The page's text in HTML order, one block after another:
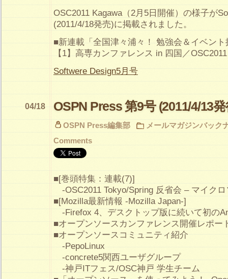
OSC2011 Kagawa（2月5日開催）の様子が
(2011/4/18発売)に掲載されました。
■新連載「全国津々浦々！ 勉強会＆イベント
【1】高専カンファレンス in 四国／
Softwere Design5月号
OSPN Press 第9号 (2011/4/13
04/18
OSPN Press編集部
メールマガジンバック
Comments
■[巻頭特集：連載(7)]
-OSC2011 Tokyo/Spring 反省会 – マイク
■[Mozilla最新情報 -Mozilla Japan-]
-Firefox 4、デスクトップ版に続いて初の
■オープンソースカンファレンス開催レポー
■オープンソースコミュニティ紹介
-PepoLinux
-concrete5関西ユーザグループ
-神戸ITフェス/OSC神戸 学生チーム